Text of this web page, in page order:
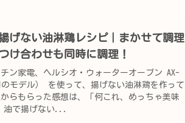
げない油淋鶏レシピ｜まかせて調理
け合わせも同時に調理！
ン家電、ヘルシオ・ウォーターオーブン AX-
のモデル） を使って、揚げない油淋鶏を作って
らもらった感想は、「何これ、めっちゃ美味
で揚げない...